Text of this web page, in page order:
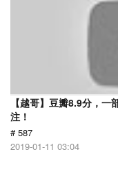
【越哥】豆瓣8.9分，
注！
# 587
2019-01-11 03:04